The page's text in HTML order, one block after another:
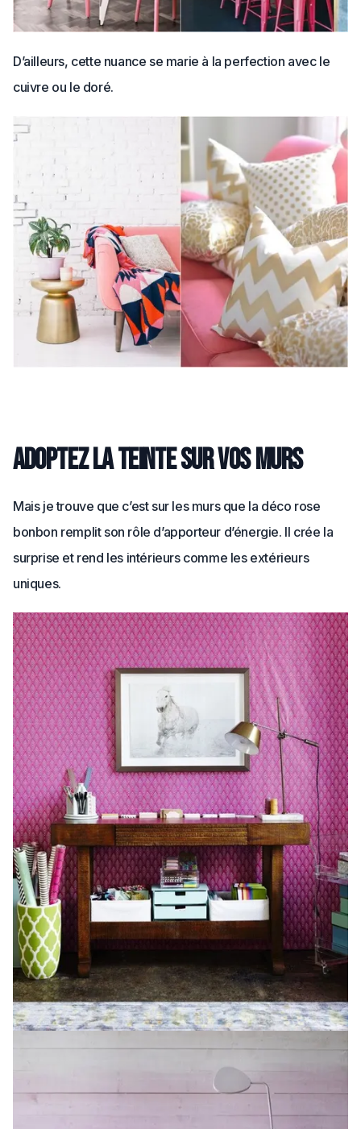
D’ailleurs, cette nuance se marie à la perfection avec le
cuivre ou le doré.
Adoptez la teinte sur vos murs
Mais je trouve que c’est sur les murs que la déco rose
bonbon remplit son rôle d’apporteur d’énergie. Il crée la
surprise et rend les intérieurs comme les extérieurs
uniques.